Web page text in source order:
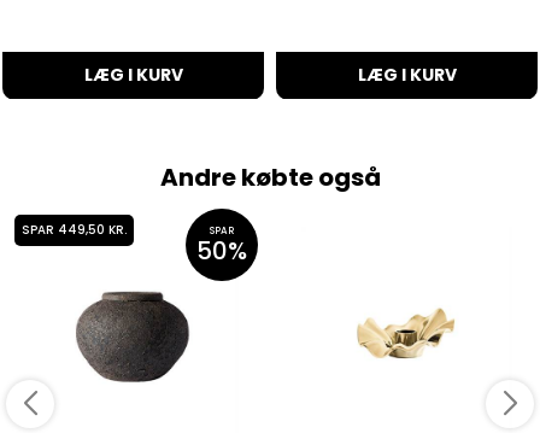
LÆG I KURV LÆG I KURV
Andre købte også
SPAR 449,50 KR. SPAR
50%